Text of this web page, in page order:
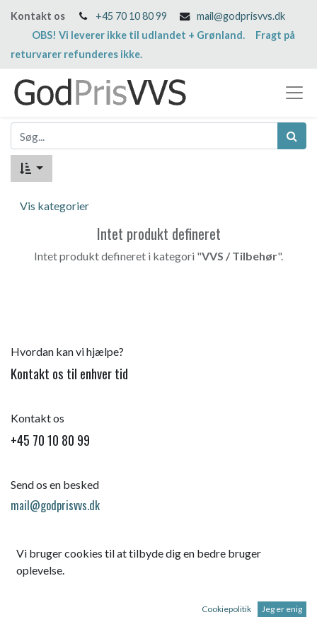
Kontakt os +45 70 10 80 99
mail@godprisvvs.dk
OBS! Vi leverer ikke til udlandet + Grønland. Fragt på
returvarer refunderes ikke.
Vis kategorier
Intet produkt defineret
Intet produkt defineret i kategori "VVS / Tilbehør".
Hvordan kan vi hjælpe?
Kontakt os til enhver tid
Kontakt os
+45 70 10 80 99
Send os en besked
mail@godprisvvs.dk
Startside
Vi bruger cookies til at tilbyde dig en bedre bruger
oplevelse.
Cookiepolitik Jeg er enig